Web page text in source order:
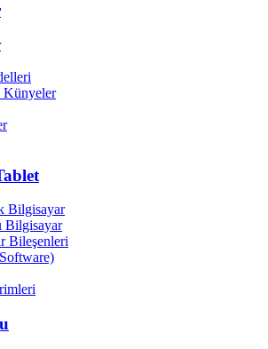
Bilgisayar
Bilgisayar
Bileşenleri